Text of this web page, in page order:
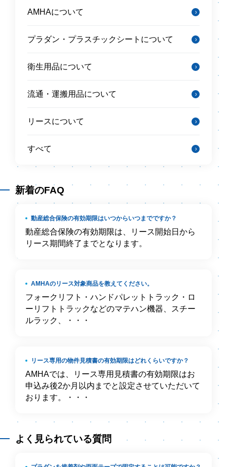
AMHAについて
プラダン・プラスチックシートについて
衛生用品について
流通・運搬用品について
リースについて
すべて
新着のFAQ
動産総合保険の有効期限はいつからいつまでですか？
動産総合保険の有効期限は、リース開始日から
リース期間終了までとなります。
AMHAのリース対象商品を教えてください。
フォークリフト・ハンドパレットトラック・ロ
ーリフトトラックなどのマテハン機器、スチー
ルラック、・・・
リース専用の物件見積書の有効期限はどれくらいですか？
AMHAでは、リース専用見積書の有効期限はお
申込み後2か月以内までと設定させていただいて
おります。・・・
よく見られている質問